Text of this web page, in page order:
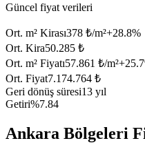
Güncel fiyat verileri
Ort. m² Kirası378 ₺/m²+28.8%
Ort. Kira50.285 ₺
Ort. m² Fiyatı57.861 ₺/m²+25.7
Ort. Fiyat7.174.764 ₺
Geri dönüş süresi13 yıl
Getiri%7.84
Ankara Bölgeleri